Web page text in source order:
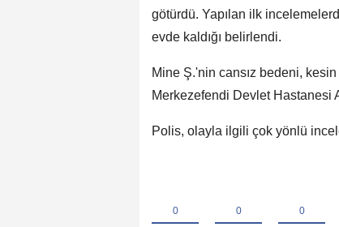
götürdü. Yapılan ilk
evde kaldığı belirlendi.
Mine Ş.'nin cansız bedeni,
Merkezefendi Devlet Hastanesi
Polis, olayla ilgili çok yönlü